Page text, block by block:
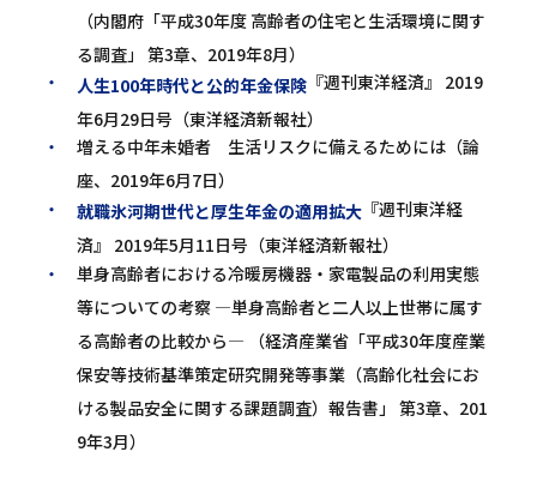
（内閣府「平成30年度 高齢者の住宅と生活環境に関す
る調査」 第3章、2019年8月）
人生100年時代と公的年金保険『週刊東洋経済』 2019
年6月29日号（東洋経済新報社）
増える中年未婚者 生活リスクに備えるためには（論
座、2019年6月7日）
就職氷河期世代と厚生年金の適用拡大『週刊東洋経
済』 2019年5月11日号（東洋経済新報社）
単身高齢者における冷暖房機器・家電製品の利用実態
等についての考察 ―単身高齢者と二人以上世帯に属す
る高齢者の比較から― （経済産業省「平成30年度産業
保安等技術基準策定研究開発等事業（高齢化社会にお
ける製品安全に関する課題調査）報告書」 第3章、201
9年3月）